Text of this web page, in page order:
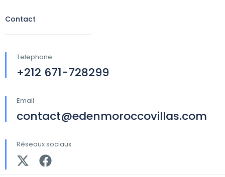
Contact
Telephone
+212 671-728299
Email
contact@edenmoroccovillas.com
Réseaux sociaux